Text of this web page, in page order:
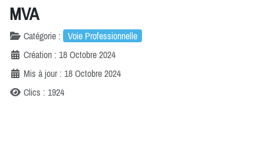
MVA
Catégorie :
Voie Professionnelle
Création : 18 Octobre 2024
Mis à jour : 18 Octobre 2024
Clics : 1924